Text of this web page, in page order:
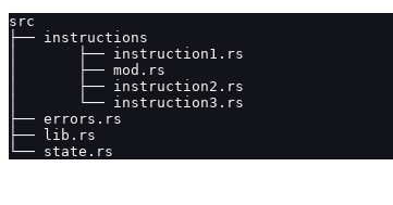
src
├── instructions
│       ├── instruction1.rs
│       ├── mod.rs
│       ├── instruction2.rs
│       └── instruction3.rs
├── errors.rs
├── lib.rs
└── state.rs